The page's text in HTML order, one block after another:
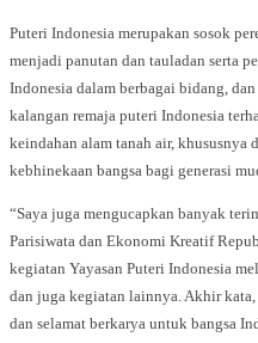
Puteri Indonesia merupakan sosok
menjadi panutan dan tauladan serta
Indonesia dalam berbagai bidang,
kalangan remaja puteri Indonesia
keindahan alam tanah air,
kebhinekaan bangsa bagi generasi
“Saya juga mengucapkan banyak
Parisiwata dan Ekonomi Kreatif
kegiatan Yayasan Puteri Indonesia
dan juga kegiatan lainnya. Akhir
dan selamat berkarya untuk bangsa